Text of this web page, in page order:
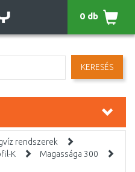
KERESÉS
0 db
rendszerek
K
Magassága 300